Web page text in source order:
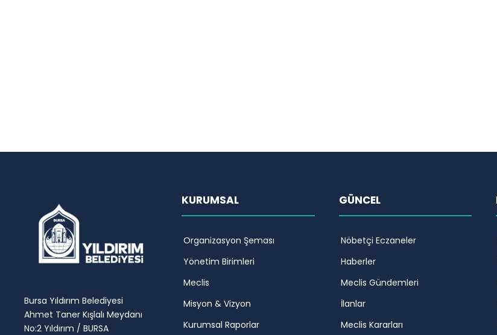
Bursa Yıldırım Belediyesi
Ahmet Taner Kışlalı Meydanı
No:2 Yıldırım / BURSA
KURUMSAL
Organizasyon Şeması
Yönetim Birimleri
Meclis
Misyon & Vizyon
Kurumsal Raporlar
GÜNCEL
Nöbetçi Eczaneler
Haberler
Meclis Gündemleri
İlanlar
Meclis Kararları